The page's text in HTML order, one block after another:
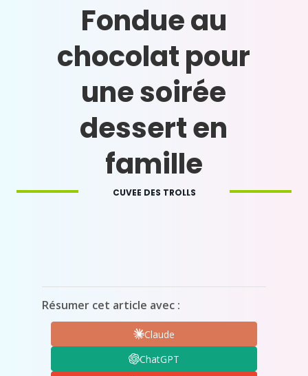
Fondue au
chocolat pour
une soirée
dessert en
famille
CUVEE DES TROLLS
Résumer cet article avec :
Claude
ChatGPT